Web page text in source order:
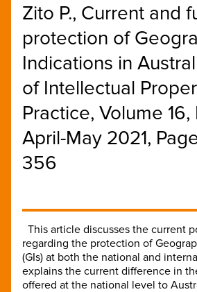
Zito P., Current and
protection of
Indications in
of Intellectual
Practice, Volume
April-May 2021,
356
This article discusses the current
regarding the protection of
(GIs) at both the national and
explains the current difference in
offered at the national level to